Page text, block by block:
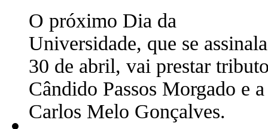
O próximo Dia da
Universidade, que se
30 de abril, vai prestar
Cândido Passos Morgado e a
Carlos Melo Gonçalves.